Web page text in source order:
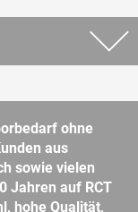
ohne
aus
sowie vielen
Jahren auf RCT
hohe Qualität,